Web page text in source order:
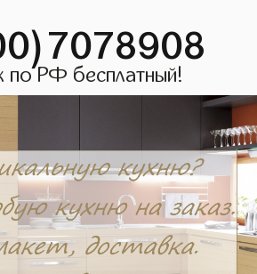
по РФ бесплатный!